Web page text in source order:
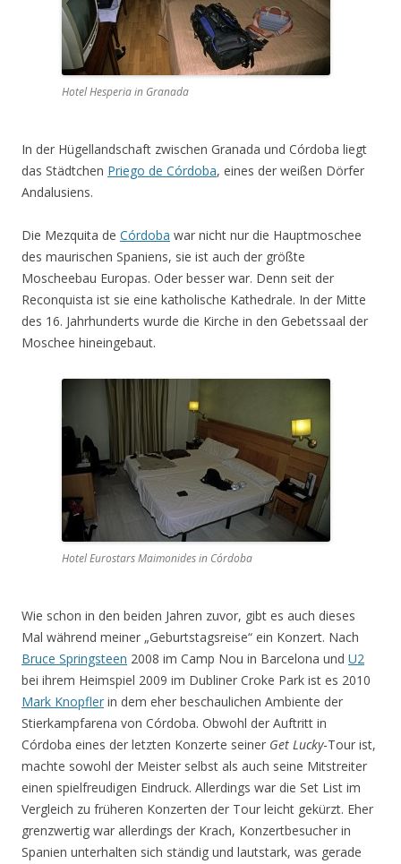
Hotel Hesperia in Granada
In der Hügellandschaft zwischen Granada und Córdoba liegt
das Städtchen Priego de Córdoba, eines der weißen Dörfer
Andalusiens.
Die Mezquita de Córdoba war nicht nur die Hauptmoschee
des maurischen Spaniens, sie ist auch der größte
Moscheebau Europas. Oder besser war. Denn seit der
Reconquista ist sie eine katholische Kathedrale. In der Mitte
des 16. Jahrhunderts wurde die Kirche in den Gebetssaal der
Moschee hineingebaut.
Hotel Eurostars Maimonides in Córdoba
Wie schon in den beiden Jahren zuvor, gibt es auch dieses
Mal während meiner „Geburtstagsreise“ ein Konzert. Nach
Bruce Springsteen 2008 im Camp Nou in Barcelona und U2
bei ihrem Heimspiel 2009 im Dubliner Croke Park ist es 2010
Mark Knopfler in dem eher beschaulichen Ambiente der
Stierkampfarena von Córdoba. Obwohl der Auftritt in
Córdoba eines der letzten Konzerte seiner Get Lucky-Tour ist,
machte sowohl der Meister selbst als auch seine Mitstreiter
einen spielfreudigen Eindruck. Allerdings war die Set List im
Vergleich zu früheren Konzerten der Tour leicht gekürzt. Eher
grenzwertig war allerdings der Krach, Konzertbesucher in
Spanien unterhalten sich ständig und lautstark, was gerade